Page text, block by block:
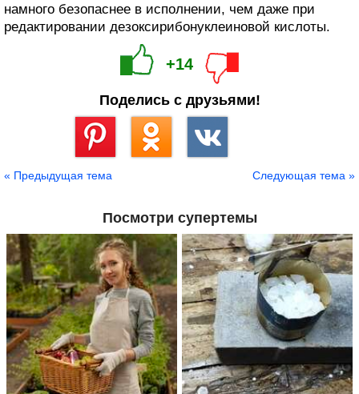
намного безопаснее в исполнении, чем даже при
редактировании дезоксирибонуклеиновой кислоты.
+14
Поделись с друзьями!
« Предыдущая тема Следующая тема »
Посмотри супертемы